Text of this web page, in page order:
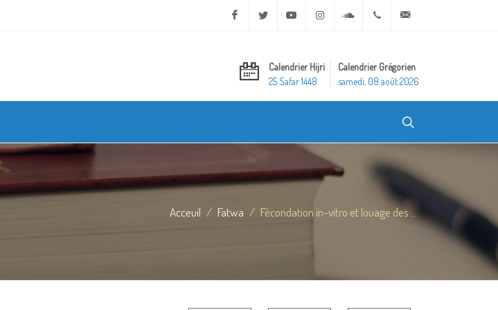
Facebook Twitter Youtube Instagram Soundcloud+20 2 25970400
Calendrier Hijri
25 Safar 1448
Calendrier Grégorien
samedi, 08 août 2026
Acceuil Fatwa Fécondation in-vitro et louage des ...